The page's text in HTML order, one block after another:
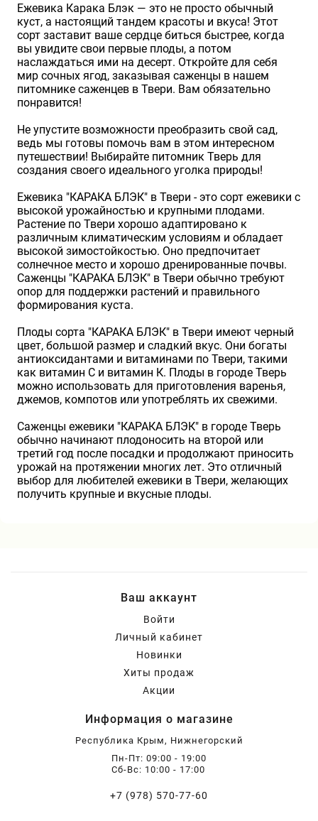
Ежевика Карака Блэк — это не просто обычный
куст, а настоящий тандем красоты и вкуса! Этот
сорт заставит ваше сердце биться быстрее, когда
вы увидите свои первые плоды, а потом
наслаждаться ими на десерт. Откройте для себя
мир сочных ягод, заказывая саженцы в нашем
питомнике саженцев в Твери. Вам обязательно
понравится!
Не упустите возможности преобразить свой сад,
ведь мы готовы помочь вам в этом интересном
путешествии! Выбирайте питомник Тверь для
создания своего идеального уголка природы!
Ежевика "КАРАКА БЛЭК" в Твери - это сорт ежевики с
высокой урожайностью и крупными плодами.
Растение по Твери хорошо адаптировано к
различным климатическим условиям и обладает
высокой зимостойкостью. Оно предпочитает
солнечное место и хорошо дренированные почвы.
Саженцы "КАРАКА БЛЭК" в Твери обычно требуют
опор для поддержки растений и правильного
формирования куста.
Плоды сорта "КАРАКА БЛЭК" в Твери имеют черный
цвет, большой размер и сладкий вкус. Они богаты
антиоксидантами и витаминами по Твери, такими
как витамин С и витамин К. Плоды в городе Тверь
можно использовать для приготовления варенья,
джемов, компотов или употреблять их свежими.
Саженцы ежевики "КАРАКА БЛЭК" в городе Тверь
обычно начинают плодоносить на второй или
третий год после посадки и продолжают приносить
урожай на протяжении многих лет. Это отличный
выбор для любителей ежевики в Твери, желающих
получить крупные и вкусные плоды.
Ваш аккаунт
Войти
Личный кабинет
Новинки
Хиты продаж
Акции
Информация о магазине
Республика Крым, Нижнегорский
Пн-Пт: 09:00 - 19:00
Сб-Вс: 10:00 - 17:00
+7 (978) 570-77-60